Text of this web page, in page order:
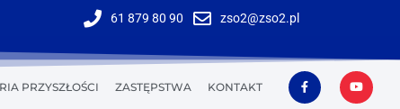
61 879 80 90 zso2@zso2.pl
PRZYSZŁOŚCI ZASTĘPSTWA KONTAKT